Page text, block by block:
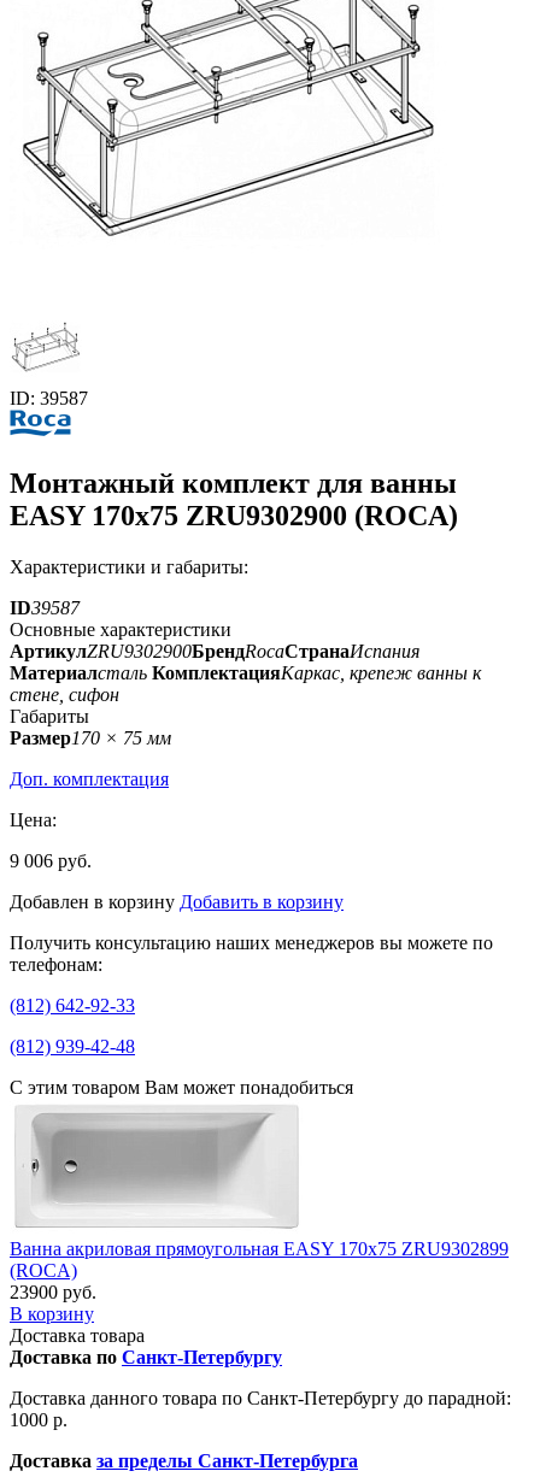
ID: 39587
Монтажный комплект для ванны
EASY 170x75 ZRU9302900 (ROCA)
Характеристики и габариты:
ID39587
Основные характеристики
АртикулZRU9302900БрендRocaСтранаИспания
Материалсталь КомплектацияКаркас, крепеж ванны к
стене, сифон
Габариты
Размер170 × 75 мм
Доп. комплектация
Цена:
9 006 руб.
Добавлен в корзину Добавить в корзину
Получить консультацию наших менеджеров вы можете по
телефонам:
(812) 642-92-33
(812) 939-42-48
С этим товаром Вам может понадобиться
Ванна акриловая прямоугольная EASY 170х75 ZRU9302899
(ROCA)
23900 руб.
В корзину
Доставка товара
Доставка по Санкт-Петербургу
Доставка данного товара по Санкт-Петербургу до парадной:
1000 р.
Доставка за пределы Санкт-Петербурга